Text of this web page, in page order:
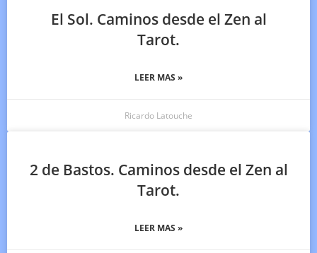
El Sol. Caminos desde el Zen al
Tarot.
LEER MAS »
Ricardo Latouche
2 de Bastos. Caminos desde el Zen al
Tarot.
LEER MAS »